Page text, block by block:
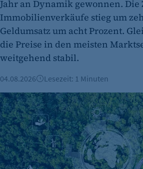
Zweck:
Dieser Cookie speichert die
Einverständnis-Optionen des
Cookie Laufzeit:
1 Jahr
Jahr an Dynamik gewonnen. Die
Immobilienverkäufe stieg um
Geldumsatz um acht Prozent.
die Preise in den meisten
weitgehend stabil.
04.08.2026 Lesezeit: 1 Minuten
ESG & Nachhaltigkeit: Was die